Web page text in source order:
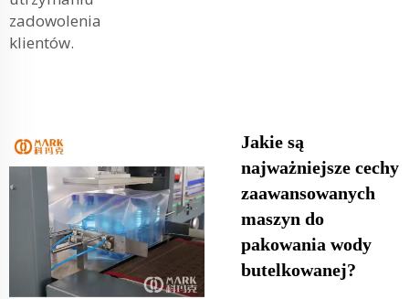
zadowolenia
klientów.
Jakie są
najważniejsze cechy
zaawansowanych
maszyn do
pakowania wody
butelkowanej?